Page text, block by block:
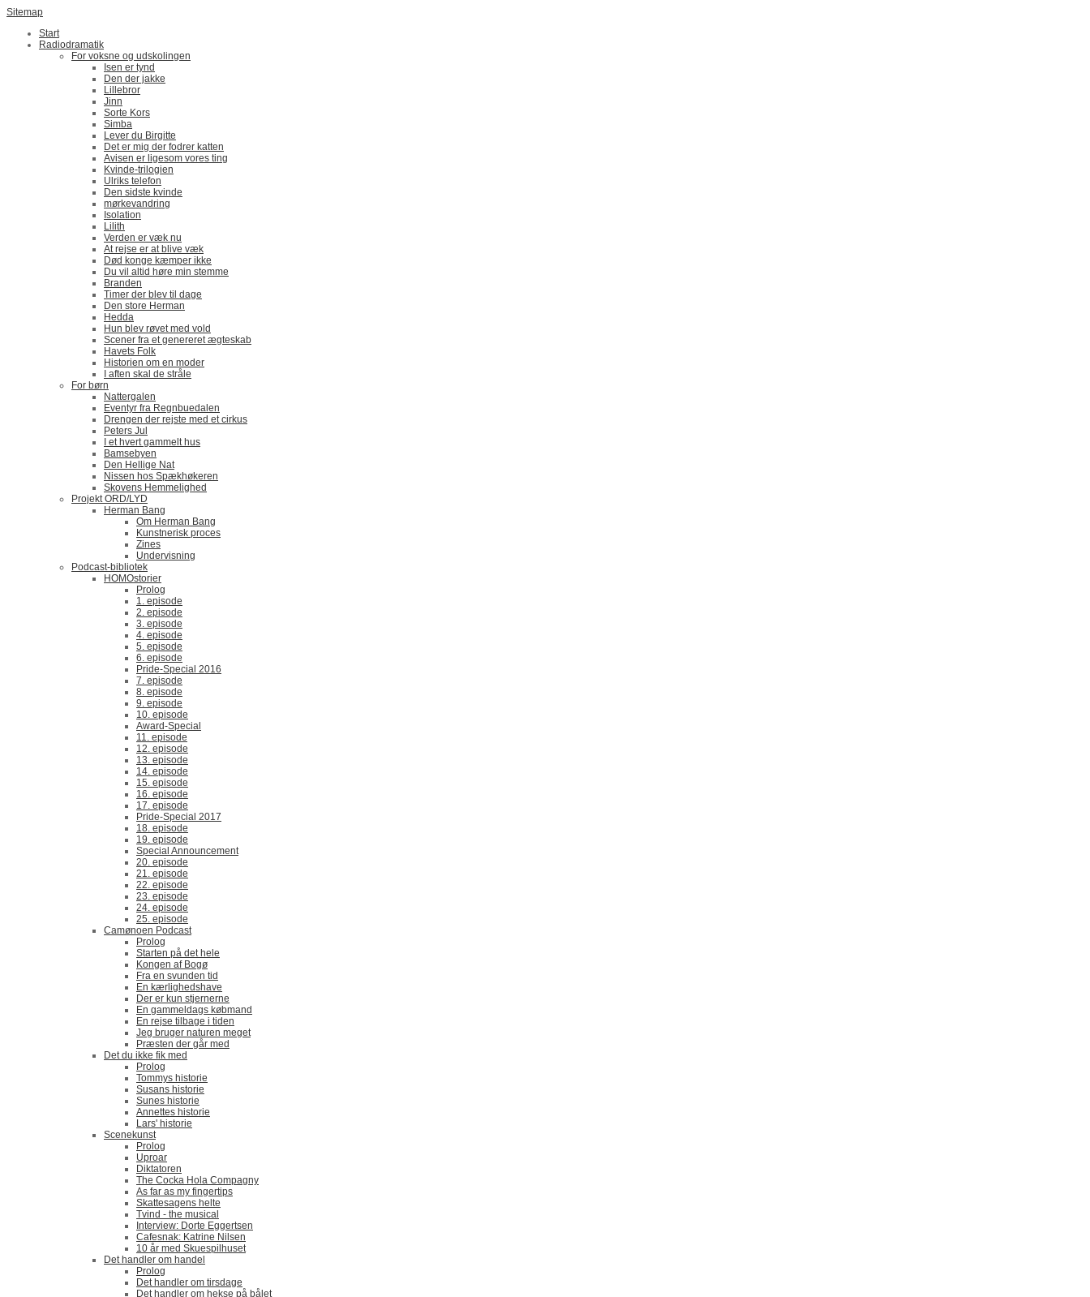
Sitemap
Start
Radiodramatik
For voksne og udskolingen
Isen er tynd
Den der jakke
Lillebror
Jinn
Sorte Kors
Simba
Lever du Birgitte
Det er mig der fodrer katten
Avisen er ligesom vores ting
Kvinde-trilogien
Ulriks telefon
Den sidste kvinde
mørkevandring
Isolation
Lilith
Verden er væk nu
At rejse er at blive væk
Død konge kæmper ikke
Du vil altid høre min stemme
Branden
Timer der blev til dage
Den store Herman
Hedda
Hun blev røvet med vold
Scener fra et genereret ægteskab
Havets Folk
Historien om en moder
I aften skal de stråle
For børn
Nattergalen
Eventyr fra Regnbuedalen
Drengen der rejste med et cirkus
Peters Jul
I et hvert gammelt hus
Bamsebyen
Den Hellige Nat
Nissen hos Spækhøkeren
Skovens Hemmelighed
Projekt ORD/LYD
Herman Bang
Om Herman Bang
Kunstnerisk proces
Zines
Undervisning
Podcast-bibliotek
HOMOstorier
Prolog
1. episode
2. episode
3. episode
4. episode
5. episode
6. episode
Pride-Special 2016
7. episode
8. episode
9. episode
10. episode
Award-Special
11. episode
12. episode
13. episode
14. episode
15. episode
16. episode
17. episode
Pride-Special 2017
18. episode
19. episode
Special Announcement
20. episode
21. episode
22. episode
23. episode
24. episode
25. episode
Camønoen Podcast
Prolog
Starten på det hele
Kongen af Bogø
Fra en svunden tid
En kærlighedshave
Der er kun stjernerne
En gammeldags købmand
En rejse tilbage i tiden
Jeg bruger naturen meget
Præsten der går med
Det du ikke fik med
Prolog
Tommys historie
Susans historie
Sunes historie
Annettes historie
Lars' historie
Scenekunst
Prolog
Uproar
Diktatoren
The Cocka Hola Compagny
As far as my fingertips
Skattesagens helte
Tvind - the musical
Interview: Dorte Eggertsen
Cafesnak: Katrine Nilsen
10 år med Skuespilhuset
Det handler om handel
Prolog
Det handler om tirsdage
Det handler om hekse på bålet